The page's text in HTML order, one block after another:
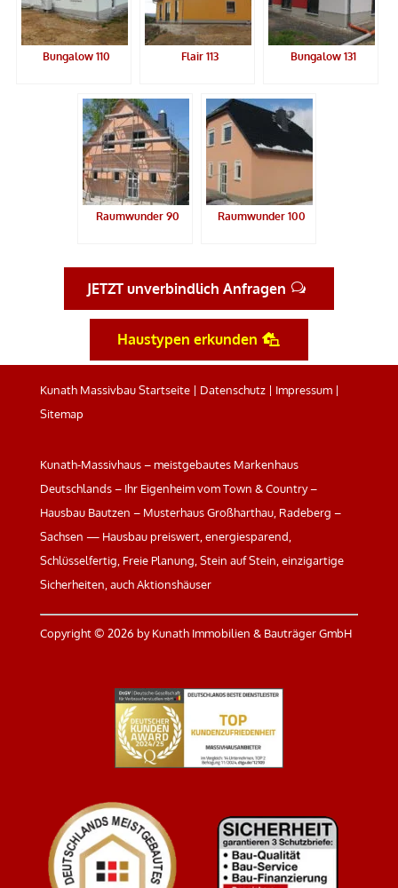
Bungalow 110 Flair 113 Bungalow 131
Raumwunder 90 Raumwunder 100
JETZT unverbindlich Anfragen
Haustypen erkunden
Kunath Massivbau Startseite| Datenschutz| Impressum|
Sitemap
Kunath-Massivhaus – meistgebautes Markenhaus
Deutschlands – Ihr Eigenheim vom Town & Country –
Hausbau Bautzen – Musterhaus Großharthau, Radeberg –
Sachsen — Hausbau preiswert, energiesparend,
Schlüsselfertig, Freie Planung, Stein auf Stein, einzigartige
Sicherheiten, auch Aktionshäuser
Copyright © 2026 by Kunath Immobilien & Bauträger GmbH